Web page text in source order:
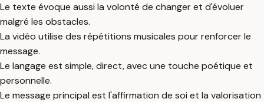
Le texte évoque aussi la volonté de changer et d'évoluer
malgré les obstacles.
La vidéo utilise des répétitions musicales pour renforcer le
message.
Le langage est simple, direct, avec une touche poétique et
personnelle.
Le message principal est l'affirmation de soi et la valorisation